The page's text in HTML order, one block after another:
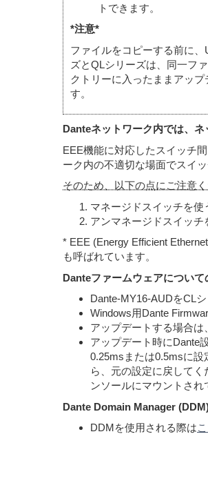
トできます。
*注意*
ファイルをコピーする前に
ズとQLシリーズは、同一フ
クトリーに入ったままアッ
す。
Danteネットワーク内では、ネ
EEE機能に対応したスイッチ
ーク内の不適切な場面でスイ
そのため、以下の点にご注意く
マネージドスイッチを使
アンマネージドスイッチ
* EEE (Energy Efficient
も呼ばれています。
Danteファームウェアについて
Dante-MY16-AUDをCL
Windows用Dante
アップデートする場合は
アップデート時にDante
0.25msまたは0.5msに
ら、元の設定に戻して
ンソールにマウントされ
Dante Domain Manager
DDMを使用される際は